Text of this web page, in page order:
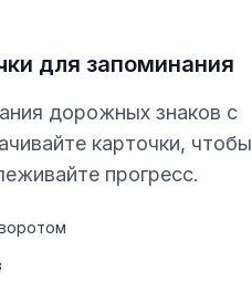
для запоминания
дорожных знаков с
карточки, чтобы
прогресс.